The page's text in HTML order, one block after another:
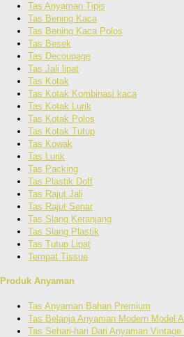
Tas Anyaman Tipis
Tas Bening Kaca
Tas Bening Kaca Polos
Tas Besek
Tas Decoupage
Tas Jali lipat
Tas Kotak
Tas Kotak Kombinasi kaca
Tas Kotak Lurik
Tas Kotak Polos
Tas Kotak Tutup
Tas Kowak
Tas Lurik
Tas Packing
Tas Plastik Doff
Tas Rajut Jali
Tas Rajut Senar
Tas Slang Keranjang
Tas Slang Plastik
Tas Tutup Lipat
Tempat Tissue
Produk Anyaman
Tas Anyaman Bahan Premium
Tas Belanja Anyaman Modern Model
Tas Sehari-hari Dari Anyaman Vintage